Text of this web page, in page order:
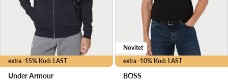
extra -15% Kod: LAST
Under Armour
extra -10% Kod: LAST
Novitet
BOSS